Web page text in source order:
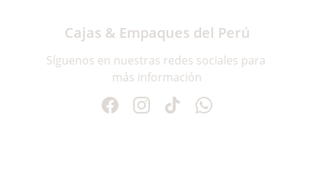
Cajas & Empaques del Perú
Síguenos en nuestras redes sociales para
más información